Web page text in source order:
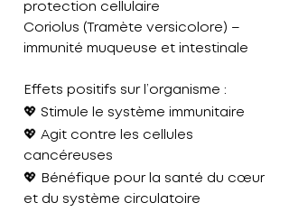
protection cellulaire
Coriolus (Tramète versicolore) –
immunité muqueuse et intestinale
Effets positifs sur l’organisme :
💖 Stimule le système immunitaire
💖 Agit contre les cellules
cancéreuses
💖 Bénéfique pour la santé du cœur
et du système circulatoire